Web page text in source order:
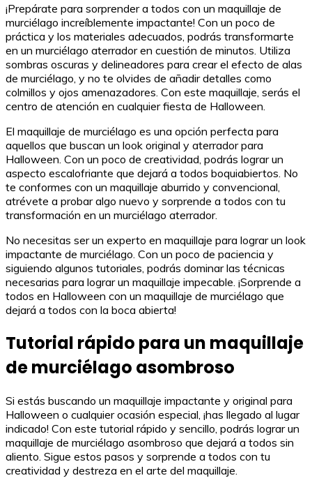
¡Prepárate para sorprender a todos con un maquillaje de
murciélago increíblemente impactante! Con un poco de
práctica y los materiales adecuados, podrás transformarte
en un murciélago aterrador en cuestión de minutos. Utiliza
sombras oscuras y delineadores para crear el efecto de alas
de murciélago, y no te olvides de añadir detalles como
colmillos y ojos amenazadores. Con este maquillaje, serás el
centro de atención en cualquier fiesta de Halloween.
El maquillaje de murciélago es una opción perfecta para
aquellos que buscan un look original y aterrador para
Halloween. Con un poco de creatividad, podrás lograr un
aspecto escalofriante que dejará a todos boquiabiertos. No
te conformes con un maquillaje aburrido y convencional,
atrévete a probar algo nuevo y sorprende a todos con tu
transformación en un murciélago aterrador.
No necesitas ser un experto en maquillaje para lograr un look
impactante de murciélago. Con un poco de paciencia y
siguiendo algunos tutoriales, podrás dominar las técnicas
necesarias para lograr un maquillaje impecable. ¡Sorprende a
todos en Halloween con un maquillaje de murciélago que
dejará a todos con la boca abierta!
Tutorial rápido para un maquillaje
de murciélago asombroso
Si estás buscando un maquillaje impactante y original para
Halloween o cualquier ocasión especial, ¡has llegado al lugar
indicado! Con este tutorial rápido y sencillo, podrás lograr un
maquillaje de murciélago asombroso que dejará a todos sin
aliento. Sigue estos pasos y sorprende a todos con tu
creatividad y destreza en el arte del maquillaje.